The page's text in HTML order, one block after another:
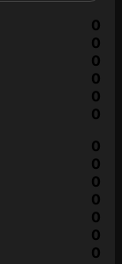
0
0
0
0
0
0
0
0
0
0
0
0
0